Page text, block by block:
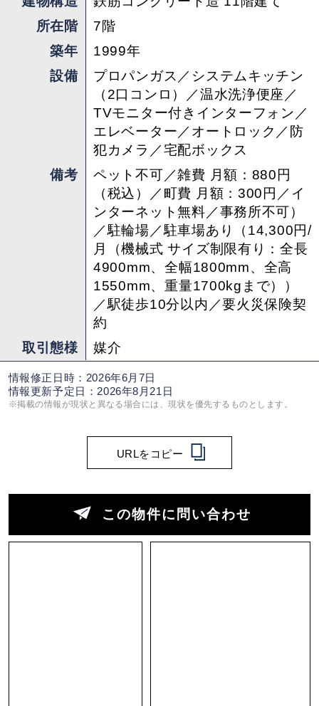
所在階
7階
築年
1999年
設備
プロパンガス／システムキッチン
（2口コンロ）／温水洗浄便座／
TVモニター付きインターフォン／
エレベーター／オートロック／防
犯カメラ／宅配ボックス
備考
ペット不可／雑費 月額：880円
（税込）／町費 月額：300円／イ
ンターネット無料／事務所不可）
／駐輪場／駐車場あり（14,300円/
月（機械式 サイズ制限有り：全長
4900mm、全幅1800mm、全高
1550mm、重量1700kgまで））
／駅徒歩10分以内／要火災保険契
約
取引態様
媒介
情報修正日時：2026年6月7日
情報更新予定日：2026年8月21日
※掲載の情報が現状と異なる場合には、現状を優先するものとします。
URLをコピー
この物件に問い合わせ